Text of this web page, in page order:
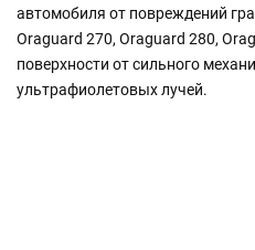
автомобиля от повреждений
Oraguard 270, Oraguard 280,
поверхности от сильного
ультрафиолетовых лучей.